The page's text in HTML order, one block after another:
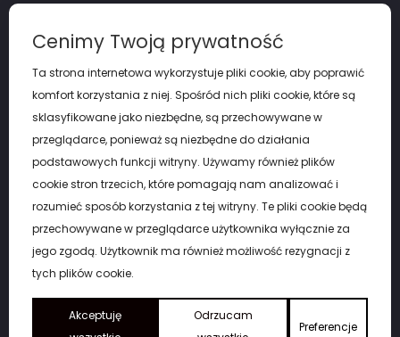
Polityka prywatności
Copyright by eGARNITUR Łódź. © 2026
Cenimy Twoją prywatność
Ta strona internetowa wykorzystuje pliki cookie, aby poprawić
komfort korzystania z niej. Spośród nich pliki cookie, które są
sklasyfikowane jako niezbędne, są przechowywane w
przeglądarce, ponieważ są niezbędne do działania
podstawowych funkcji witryny. Używamy również plików
cookie stron trzecich, które pomagają nam analizować i
rozumieć sposób korzystania z tej witryny. Te pliki cookie będą
przechowywane w przeglądarce użytkownika wyłącznie za
jego zgodą. Użytkownik ma również możliwość rezygnacji z
tych plików cookie.
Akceptuję
Odrzucam
Preferencje